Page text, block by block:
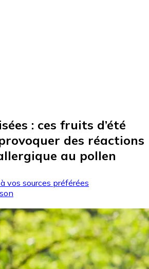
: ces fruits d’été
des réactions
au pollen
vos sources préférées